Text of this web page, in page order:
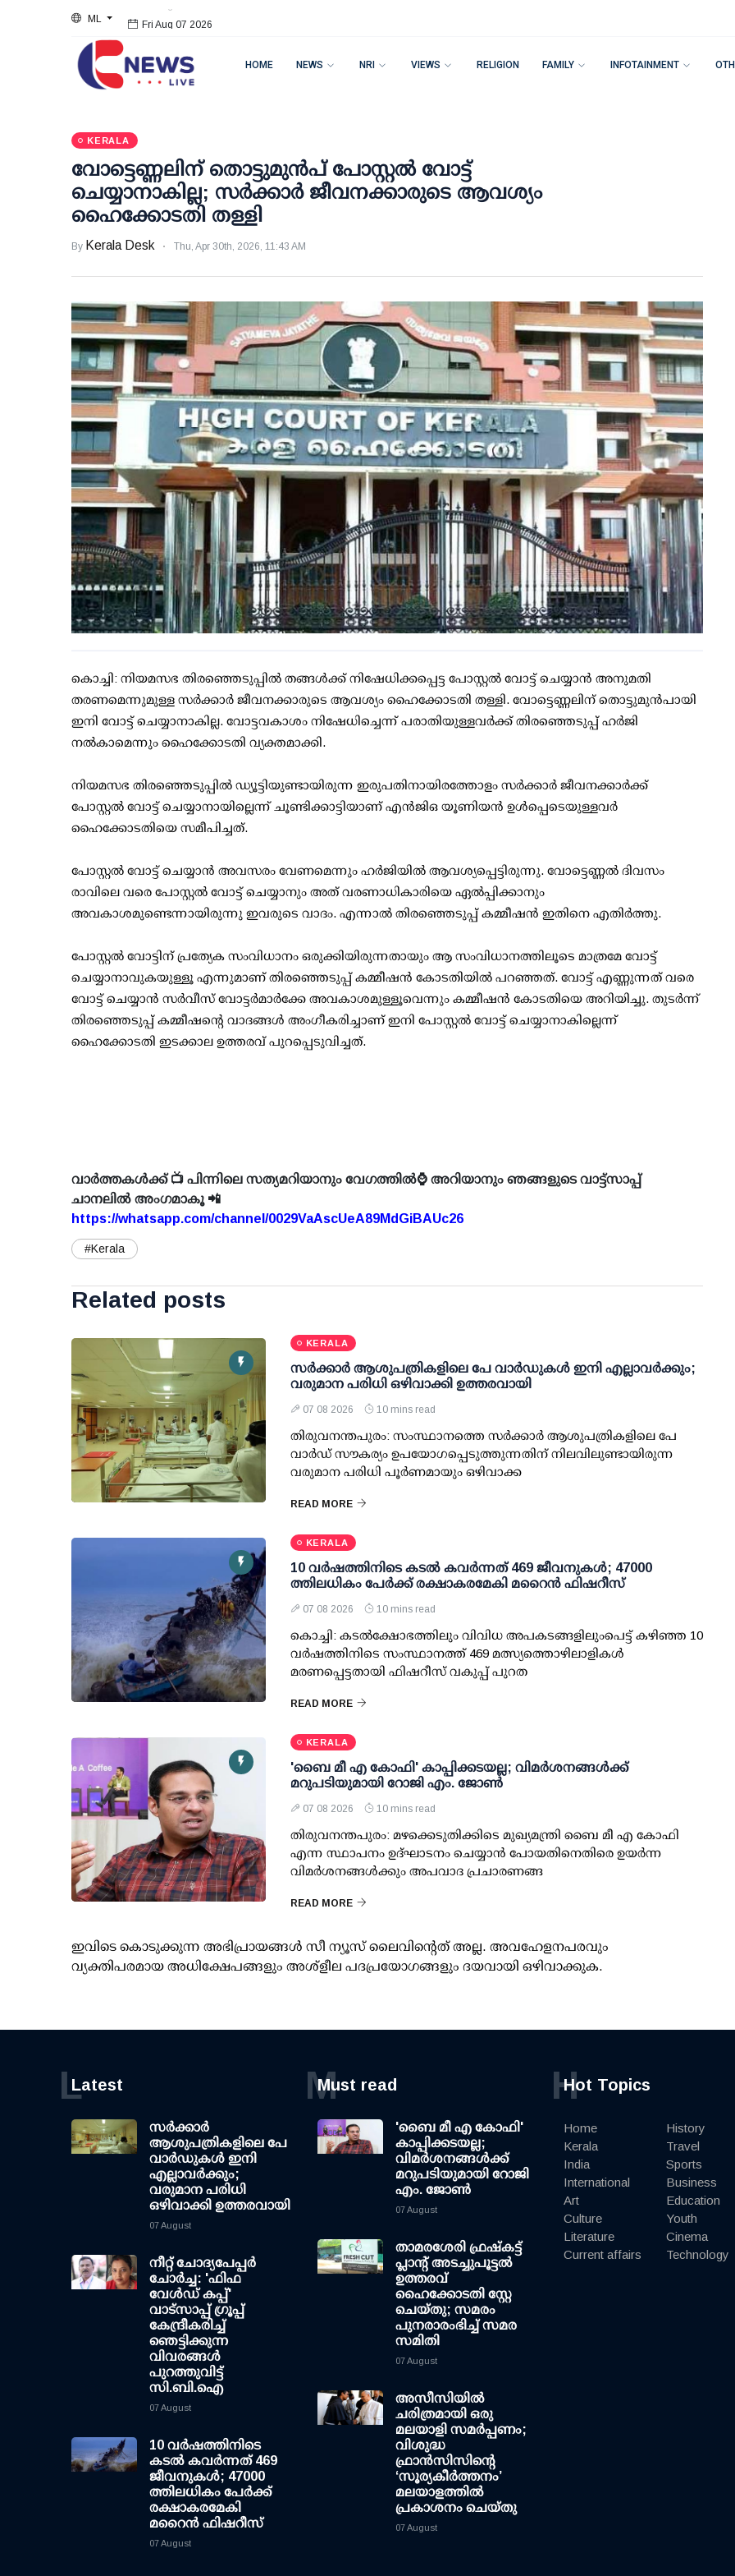
ML Fri Aug 07 2026
HOME NEWS NRI VIEWS RELIGION FAMILY INFOTAINMENT
KERALA
വോട്ടെണ്ണലിന് തൊട്ടുമുന്‍പ് പോസ്റ്റല്‍ വോട്ട്
ചെയ്യാനാകില്ല; സര്‍ക്കാര്‍ ജീവനക്കാരുടെ ആവശ്യം
ഹൈക്കോടതി തള്ളി
By Kerala Desk Thu, Apr 30th, 2026, 11:43 AM
കൊച്ചി: നിയമസഭ തിരഞ്ഞെടുപ്പില്‍ തങ്ങള്‍ക്ക് നിഷേധിക്കപ്പെട്ട പോസ്റ്റല്‍ വോട്ട് ചെയ്യാന്‍ അനുമതി
തരണമെന്നുമുള്ള സര്‍ക്കാര്‍ ജീവനക്കാരുടെ ആവശ്യം ഹൈക്കോടതി തള്ളി. വോട്ടെണ്ണലിന് തൊട്ടുമുന്‍പായി
ഇനി വോട്ട് ചെയ്യാനാകില്ല. വോട്ടവകാശം നിഷേധിച്ചെന്ന് പരാതിയുള്ളവര്‍ക്ക് തിരഞ്ഞെടുപ്പ് ഹര്‍ജി
നല്‍കാമെന്നും ഹൈക്കോടതി വ്യക്തമാക്കി.
നിയമസഭ തിരഞ്ഞെടുപ്പില്‍ ഡ്യൂട്ടിയുണ്ടായിരുന്ന ഇരുപതിനായിരത്തോളം സര്‍ക്കാര്‍ ജീവനക്കാര്‍ക്ക്
പോസ്റ്റല്‍ വോട്ട് ചെയ്യാനായില്ലെന്ന് ചൂണ്ടിക്കാട്ടിയാണ് എന്‍ജിഒ യൂണിയന്‍ ഉള്‍പ്പെടെയുള്ളവര്‍
ഹൈക്കോടതിയെ സമീപിച്ചത്.
പോസ്റ്റല്‍ വോട്ട് ചെയ്യാന്‍ അവസരം വേണമെന്നും ഹര്‍ജിയില്‍ ആവശ്യപ്പെട്ടിരുന്നു. വോട്ടെണ്ണല്‍ ദിവസം
രാവിലെ വരെ പോസ്റ്റല്‍ വോട്ട് ചെയ്യാനും അത് വരണാധികാരിയെ ഏല്‍പ്പിക്കാനും
അവകാശമുണ്ടെന്നായിരുന്നു ഇവരുടെ വാദം. എന്നാല്‍ തിരഞ്ഞെടുപ്പ് കമ്മീഷന്‍ ഇതിനെ എതിര്‍ത്തു.
പോസ്റ്റല്‍ വോട്ടിന് പ്രത്യേക സംവിധാനം ഒരുക്കിയിരുന്നതായും ആ സംവിധാനത്തിലൂടെ മാത്രമേ വോട്ട്
ചെയ്യാനാവുകയുള്ളൂ എന്നുമാണ് തിരഞ്ഞെടുപ്പ് കമ്മീഷന്‍ കോടതിയില്‍ പറഞ്ഞത്. വോട്ട് എണ്ണുന്നത് വരെ
വോട്ട് ചെയ്യാന്‍ സര്‍വീസ് വോട്ടര്‍മാര്‍ക്കേ അവകാശമുള്ളൂവെന്നും കമ്മീഷന്‍ കോടതിയെ അറിയിച്ചു. തുടര്‍ന്ന്
തിരഞ്ഞെടുപ്പ് കമ്മീഷന്റെ വാദങ്ങള്‍ അംഗീകരിച്ചാണ് ഇനി പോസ്റ്റല്‍ വോട്ട് ചെയ്യാനാകില്ലെന്ന്
ഹൈക്കോടതി ഇടക്കാല ഉത്തരവ് പുറപ്പെടുവിച്ചത്.
വാർത്തകൾക്ക് 📺 പിന്നിലെ സത്യമറിയാനും വേഗത്തിൽ⌚ അറിയാനും ഞങ്ങളുടെ വാട്ട്സാപ്പ്
ചാനലിൽ അംഗമാകൂ 📲
https://whatsapp.com/channel/0029VaAscUeA89MdGiBAUc26
#Kerala
Related posts
KERALA
സര്‍ക്കാര്‍ ആശുപത്രികളിലെ പേ വാര്‍ഡുകള്‍ ഇനി എല്ലാവര്‍ക്കും;
വരുമാന പരിധി ഒഴിവാക്കി ഉത്തരവായി
07 08 2026 10 mins read
തിരുവനന്തപുരം: സംസ്ഥാനത്തെ സര്‍ക്കാര്‍ ആശുപത്രികളിലെ പേ
വാര്‍ഡ് സൗകര്യം ഉപയോഗപ്പെടുത്തുന്നതിന് നിലവിലുണ്ടായിരുന്ന
വരുമാന പരിധി പൂര്‍ണമായും ഒഴിവാക്ക
READ MORE
KERALA
10 വര്‍ഷത്തിനിടെ കടല്‍ കവര്‍ന്നത് 469 ജീവനുകള്‍; 47000
ത്തിലധികം പേര്‍ക്ക് രക്ഷാകരമേകി മറൈന്‍ ഫിഷറീസ്
07 08 2026 10 mins read
കൊച്ചി: കടല്‍ക്ഷോഭത്തിലും വിവിധ അപകടങ്ങളിലുംപെട്ട് കഴിഞ്ഞ 10
വര്‍ഷത്തിനിടെ സംസ്ഥാനത്ത് 469 മത്സ്യത്തൊഴിലാളികള്‍
മരണപ്പെട്ടതായി ഫിഷറീസ് വകുപ്പ് പുറത
READ MORE
KERALA
'ബൈ മീ എ കോഫി' കാപ്പിക്കടയല്ല; വിമര്‍ശനങ്ങള്‍ക്ക്
മറുപടിയുമായി റോജി എം. ജോണ്‍
07 08 2026 10 mins read
തിരുവനന്തപുരം: മഴക്കെടുതിക്കിടെ മുഖ്യമന്ത്രി ബൈ മീ എ കോഫി
എന്ന സ്ഥാപനം ഉദ്ഘാടനം ചെയ്യാന്‍ പോയതിനെതിരെ ഉയര്‍ന്ന
വിമര്‍ശനങ്ങള്‍ക്കും അപവാദ പ്രചാരണങ്ങ
READ MORE
ഇവിടെ കൊടുക്കുന്ന അഭിപ്രായങ്ങള്‍ സീ ന്യൂസ് ലൈവിന്റെത് അല്ല. അവഹേളനപരവും
വ്യക്തിപരമായ അധിക്ഷേപങ്ങളും അശ്‌ളീല പദപ്രയോഗങ്ങളും ദയവായി ഒഴിവാക്കുക.
Latest
L
സര്‍ക്കാര്‍
ആശുപത്രികളിലെ പേ
വാര്‍ഡുകള്‍ ഇനി
എല്ലാവര്‍ക്കും;
വരുമാന പരിധി
ഒഴിവാക്കി ഉത്തരവായി
07 August
നീറ്റ് ചോദ്യപേപ്പര്‍
ചോര്‍ച്ച: 'ഫിഫ
വേള്‍ഡ് കപ്പ്'
വാട്സാപ്പ് ഗ്രൂപ്പ്
കേന്ദ്രീകരിച്ച്
ഞെട്ടിക്കുന്ന
വിവരങ്ങള്‍
പുറത്തുവിട്ട്
സി.ബി.ഐ
07 August
10 വര്‍ഷത്തിനിടെ
കടല്‍ കവര്‍ന്നത് 469
ജീവനുകള്‍; 47000
ത്തിലധികം പേര്‍ക്ക്
രക്ഷാകരമേകി
മറൈന്‍ ഫിഷറീസ്
07 August
Must read
M
'ബൈ മീ എ കോഫി'
കാപ്പിക്കടയല്ല;
വിമര്‍ശനങ്ങള്‍ക്ക്
മറുപടിയുമായി റോജി
എം. ജോണ്‍
07 August
താമരശേരി ഫ്രഷ്കട്ട്
പ്ലാന്റ് അടച്ചുപൂട്ടൽ
ഉത്തരവ്
ഹൈക്കോടതി സ്റ്റേ
ചെയ്തു; സമരം
പുനരാരംഭിച്ച് സമര
സമിതി
07 August
അസീസിയിൽ
ചരിത്രമായി ഒരു
മലയാളി സമർപ്പണം;
വിശുദ്ധ
ഫ്രാൻസിസിന്റെ
‘സൂര്യകീർത്തനം’
മലയാളത്തിൽ
പ്രകാശനം ചെയ്തു
07 August
Hot Topics
H
Home
Kerala
India
International
Art
Culture
Literature
Current affairs
History
Travel
Sports
Business
Education
Youth
Cinema
Technology